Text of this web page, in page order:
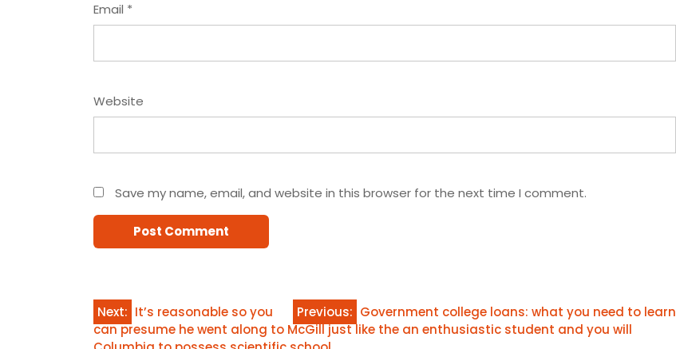
Email *
Website
Save my name, email, and website in this browser for the next time I comment.
Post
Previous: Government college loans: what you need to learn
Next: It’s reasonable so you
can presume he went along to McGill just like the an enthusiastic student and you will